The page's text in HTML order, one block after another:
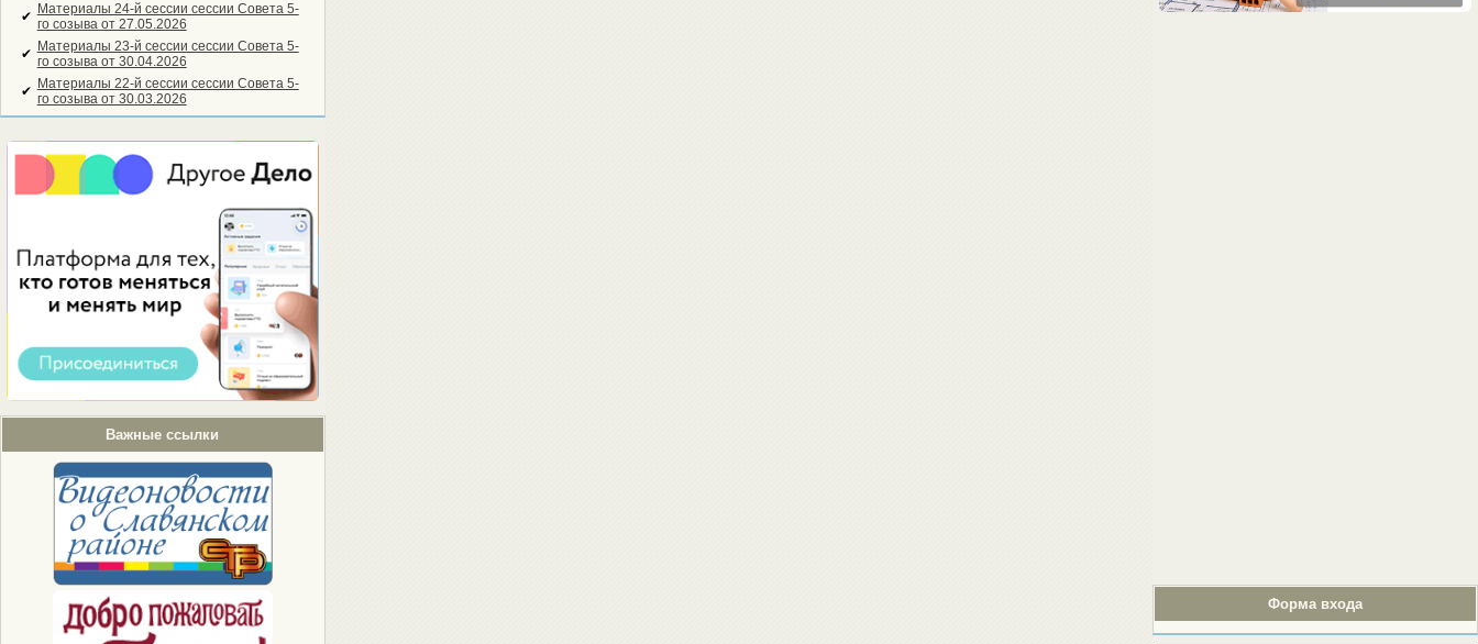
✔ Материалы 24-й сессии сессии Совета 5-
го созыва от 27.05.2026
✔ Материалы 23-й сессии сессии Совета 5-
го созыва от 30.04.2026
✔ Материалы 22-й сессии сессии Совета 5-
го созыва от 30.03.2026
Важные ссылки
Форма входа